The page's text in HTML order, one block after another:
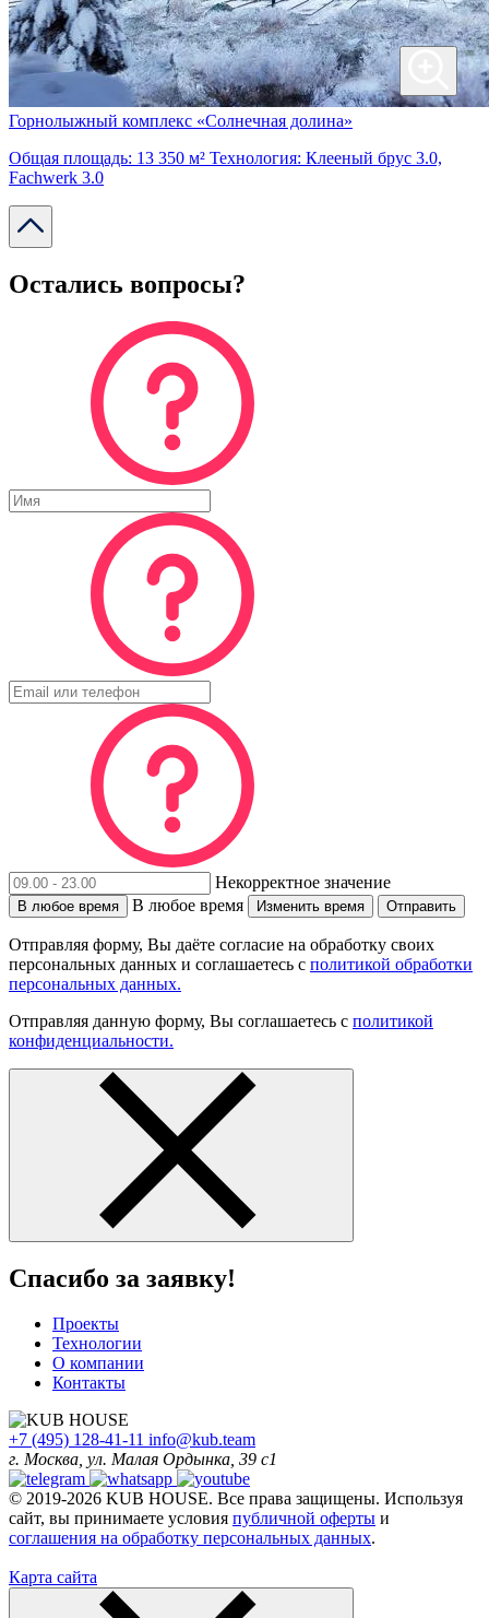
Горнолыжный комплекс «Солнечная долина»
Общая площадь: 13 350 м² Технология: Клееный брус 3.0,
Fachwerk 3.0
Остались вопросы?
Некорректное значение
В любое время В любое время Изменить время Отправить
Отправляя форму, Вы даёте согласие на обработку своих
персональных данных и соглашаетесь с политикой обработки
персональных данных.
Отправляя данную форму, Вы соглашаетесь с политикой
конфиденциальности.
Спасибо за заявку!
Проекты
Технологии
О компании
Контакты
+7 (495) 128-41-11 info@kub.team
г. Москва, ул. Малая Ордынка, 39 с1
© 2019-2026 KUB HOUSE. Все права защищены. Используя
сайт, вы принимаете условия публичной оферты и
соглашения на обработку персональных данных.
Карта сайта